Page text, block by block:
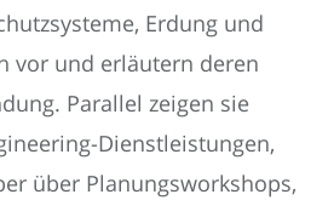
Erdung und
vor und erläutern deren
Parallel zeigen sie
Dienstleistungen,
über Planungsworkshops,